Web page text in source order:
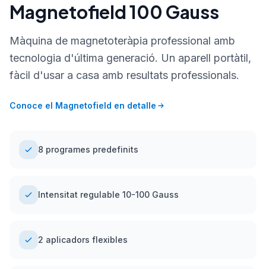
Magnetofield 100 Gauss
Màquina de magnetoteràpia professional amb
tecnologia d'última generació. Un aparell portàtil,
fàcil d'usar a casa amb resultats professionals.
Conoce el Magnetofield en detalle
8 programes predefinits
Intensitat regulable 10-100 Gauss
2 aplicadors flexibles